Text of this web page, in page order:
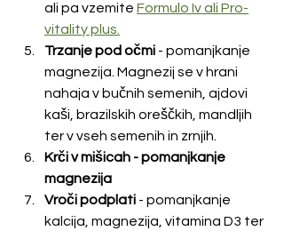
ali pa vzemite Formulo Iv ali Pro-
vitality plus.
Trzanje pod očmi - pomanjkanje
magnezija. Magnezij se v hrani
nahaja v bučnih semenih, ajdovi
kaši, brazilskih oreščkih, mandljih
ter v vseh semenih in zrnjih.
Krči v mišicah - pomanjkanje
magnezija
Vroči podplati - pomanjkanje
kalcija, magnezija, vitamina D3 ter